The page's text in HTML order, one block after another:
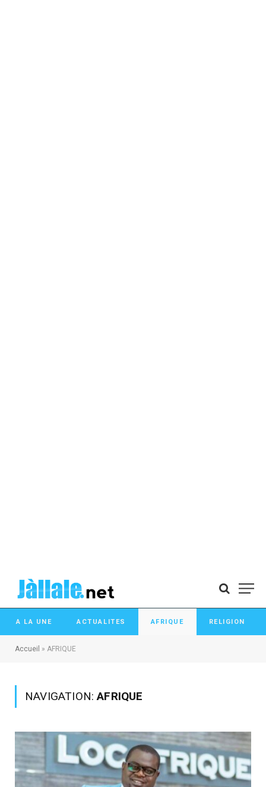
A LA UNE ACTUALITES AFRIQUE RELIGION
Accueil » AFRIQUE
NAVIGATION:AFRIQUE